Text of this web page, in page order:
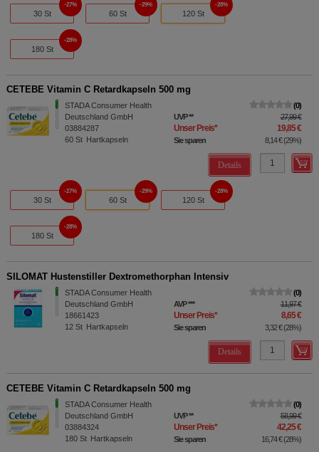
30 St
27%
60 St
29%
120 St
28%
180 St
28%
CETEBE Vitamin C Retardkapseln 500 mg
STADA Consumer Health
Deutschland GmbH
03884287
60 St Hartkapseln
0
UVP** 27,99 €
Unser Preis* 19,85 €
Sie sparen 8,14 €(29%)
Details
30 St
27%
60 St
29%
120 St
28%
180 St
28%
SILOMAT Hustenstiller Dextromethorphan Intensiv
STADA Consumer Health
Deutschland GmbH
18661423
12 St Hartkapseln
0
AVP*** 11,97 €
Unser Preis* 8,65 €
Sie sparen 3,32 €(28%)
Details
CETEBE Vitamin C Retardkapseln 500 mg
STADA Consumer Health
Deutschland GmbH
03884324
180 St Hartkapseln
0
UVP** 58,99 €
Unser Preis* 42,25 €
Sie sparen 16,74 €(28%)